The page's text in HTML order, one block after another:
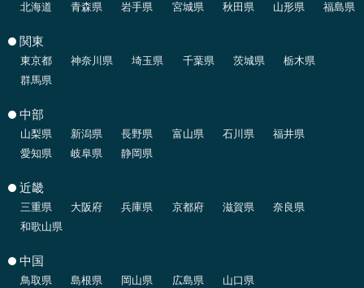
北海道 青森県 岩手県 宮城県 秋田県 山形県 福島県
関東
東京都 神奈川県 埼玉県 千葉県 茨城県
栃木県
群馬県
中部
山梨県 新潟県 長野県 富山県 石川県
福井県
愛知県
岐阜県 静岡県
近畿
三重県 大阪府 兵庫県 京都府 滋賀県
奈良県
和歌山県
中国
鳥取県 島根県 岡山県 広島県 山口県